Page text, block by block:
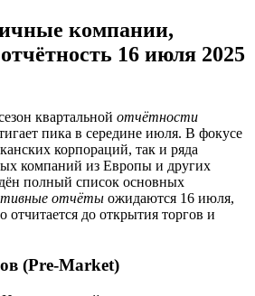
компании,
16 июля 2025
квартальной отчётности
пика в середине июля. В фокусе
корпораций, так и ряда
компаний из Европы и других
полный список основных
отчёты ожидаются 16 июля,
отчитается до открытия торгов и
(Pre-Market)